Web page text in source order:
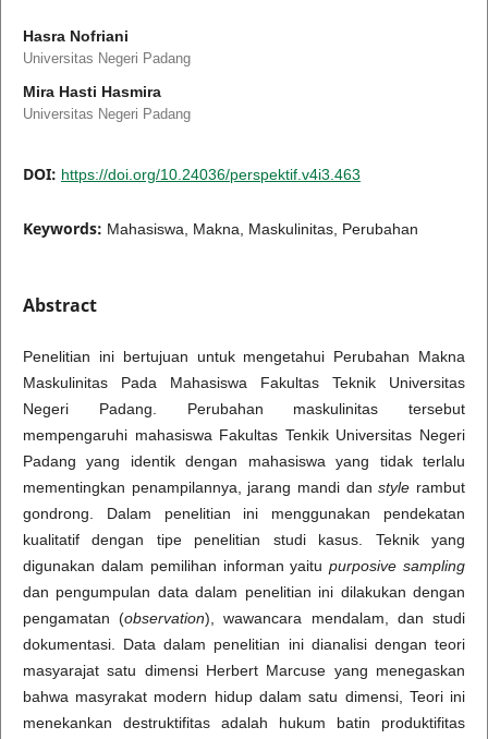
Hasra Nofriani
Universitas Negeri Padang
Mira Hasti Hasmira
Universitas Negeri Padang
DOI: https://doi.org/10.24036/perspektif.v4i3.463
Keywords: Mahasiswa, Makna, Maskulinitas, Perubahan
Abstract
Penelitian ini bertujuan untuk mengetahui Perubahan Makna
Maskulinitas Pada Mahasiswa Fakultas Teknik Universitas
Negeri Padang. Perubahan maskulinitas tersebut
mempengaruhi mahasiswa Fakultas Tenkik Universitas Negeri
Padang yang identik dengan mahasiswa yang tidak terlalu
mementingkan penampilannya, jarang mandi danstyle rambut
gondrong. Dalam penelitian ini menggunakan pendekatan
kualitatif dengan tipe penelitian studi kasus. Teknik yang
digunakan dalam pemilihan informan yaitupurposive sampling
dan pengumpulan data dalam penelitian ini dilakukan dengan
pengamatan (observation), wawancara mendalam, dan studi
dokumentasi. Data dalam penelitian ini dianalisi dengan teori
masyarajat satu dimensi Herbert Marcuse yang menegaskan
bahwa masyrakat modern hidup dalam satu dimensi, Teori ini
menekankan destruktifitas adalah hukum batin produktifitas